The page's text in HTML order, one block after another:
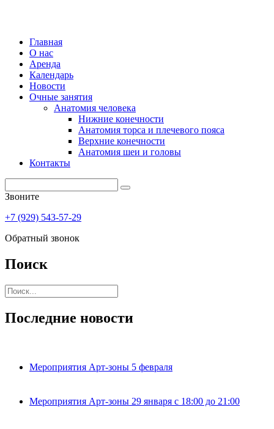
Главная
О нас
Аренда
Календарь
Новости
Очные занятия
Анатомия человека
Нижние конечности
Анатомия торса и плечевого пояса
Верхние конечности
Анатомия шеи и головы
Контакты
Звоните
+7 (929) 543-57-29
Обратный звонок
Поиск
Последние новости
Мероприятия Арт-зоны 5 февраля
Мероприятия Арт-зоны 29 января с 18:00 до 21:00